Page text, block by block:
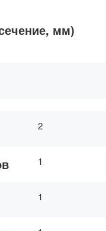
мм)
2
1
1